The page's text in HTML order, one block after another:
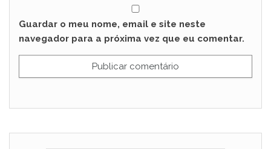
Guardar o meu nome, email e site neste
navegador para a próxima vez que eu comentar.